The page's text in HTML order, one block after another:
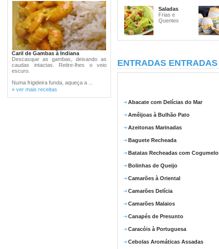
Caril de Gambas à Indiana
Descasque as gambas, deixando as
caudas intactas. Retire-lhes o veio
escuro.
Numa frigideira funda, aqueça a ...
» ver mais receitas
Saladas
Frias e
Quentes
ENTRADAS
Abacate com Delícias do Mar
Amêijoas à Bulhão Pato
Azeitonas Marinadas
Baguete Recheada
Batatas Recheadas com
Bolinhas de Queijo
Camarões à Oriental
Camarões Delícia
Camarões Malaios
Canapés de Presunto
Caracóis à Portuguesa
Cebolas Aromáticas Assadas